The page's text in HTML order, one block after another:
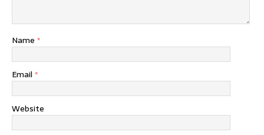
Name *
Email *
Website